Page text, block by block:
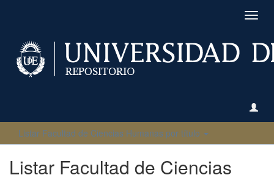
Listar Facultad de Ciencias Humanas por título
Listar Facultad de Ciencias